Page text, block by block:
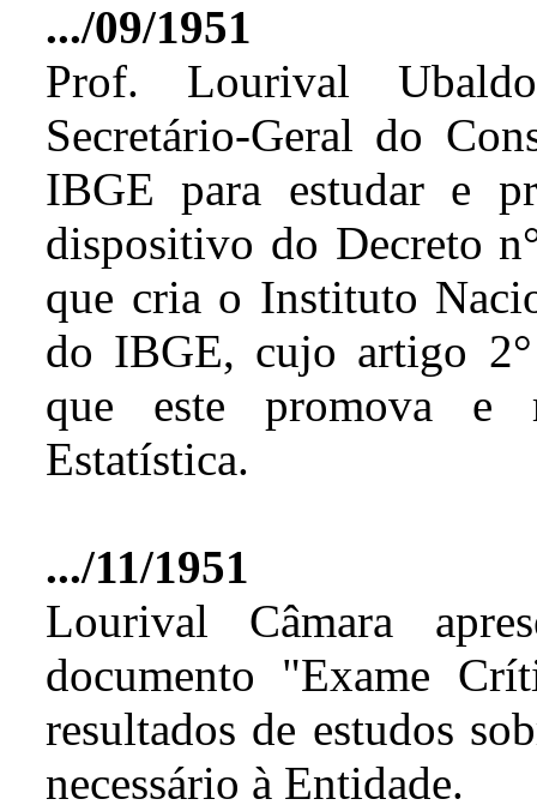
.../09/1951
Prof. Lourival
Secretário-Geral do
IBGE para estudar e
dispositivo do Decreto
que cria o Instituto
do IBGE, cujo artigo 2°
que este promova e
Estatística.
.../11/1951
Lourival Câmara
documento "Exame
resultados de estudos
necessário à Entidade.